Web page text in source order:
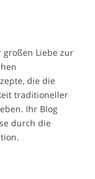
großen Liebe zur
die die
traditioneller
Ihr Blog
durch die